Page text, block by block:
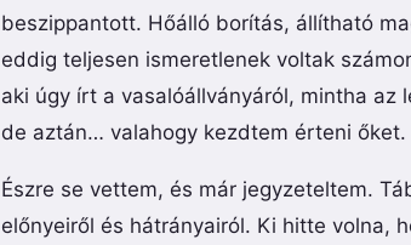
beszippantott. Hőálló borítás, állítható
eddig teljesen ismeretlenek voltak
aki úgy írt a vasalóállványáról, mintha az
de aztán… valahogy kezdtem érteni őket.
Észre se vettem, és már jegyzeteltem.
előnyeiről és hátrányairól. Ki hitte volna,